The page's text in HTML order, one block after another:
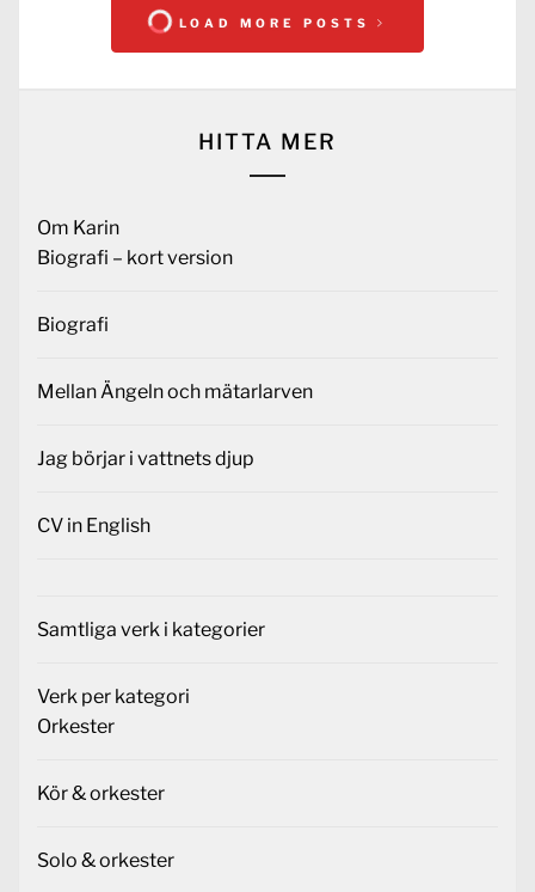
LOAD MORE POSTS
HITTA MER
Om Karin
Biografi – kort version
Biografi
Mellan Ängeln och mätarlarven
Jag börjar i vattnets djup
CV in English
Samtliga verk i kategorier
Verk per kategori
Orkester
Kör & orkester
Solo & orkester